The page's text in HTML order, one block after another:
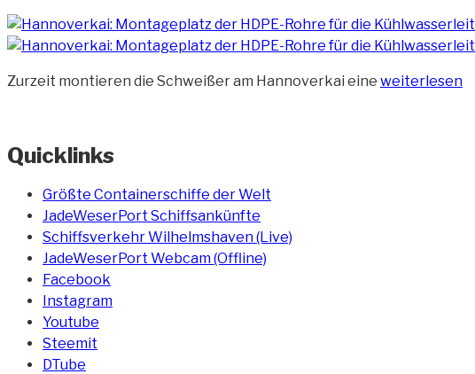
Zurzeit montieren die Schweißer am Hannoverkai eine „Eindrücke
weiterlesen
Quicklinks
Größte Containerschiffe der Welt
JadeWeserPort Schiffsankünfte
Schiffsverkehr Wilhelmshaven (Live)
JadeWeserPort Webcam (Offline)
Facebook
Instagram
Youtube
Steemit
DTube